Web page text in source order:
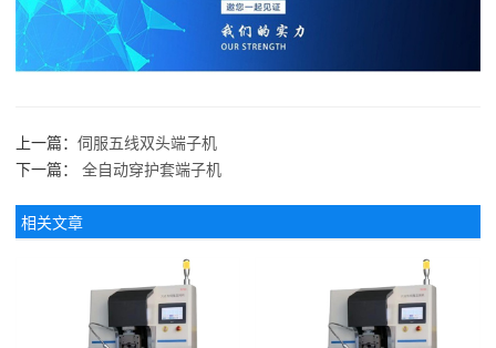
上一篇： 伺服五线双头端子机
下一篇： 全自动穿护套端子机
相关文章